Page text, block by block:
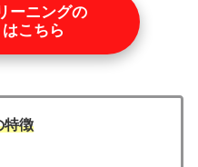
ーニングの
こちら
特徴